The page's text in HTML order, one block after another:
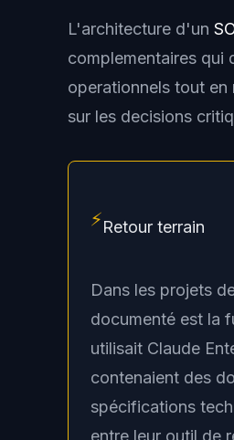
L'architecture d'un
complementaires qui
operationnels tout en
sur les decisions
⚡Retour terrain
Dans les projets
documenté est la
utilisait Claude
contenaient des
spécifications
entre leur outil de